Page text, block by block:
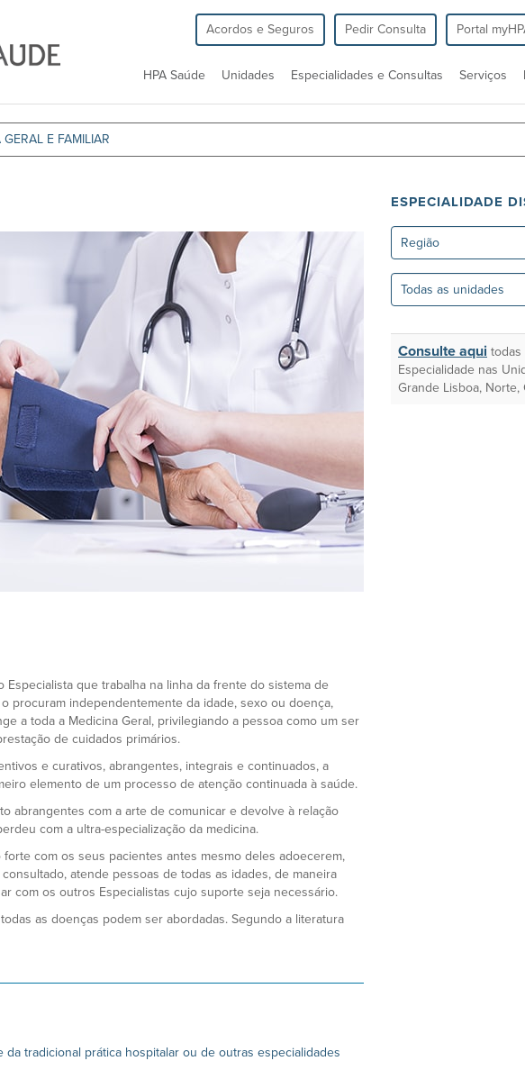
Acordos e Seguros Pedir Consulta Portal
HPA Saúde Unidades Especialidades e Consultas Serviços
E FAMILIAR
Especialista que trabalha na linha da frente do sistema de
procuram independentemente da idade, sexo ou doença,
a toda a Medicina Geral, privilegiando a pessoa como um ser
de cuidados primários.
e curativos, abrangentes, integrais e continuados, a
elemento de um processo de atenção continuada à saúde.
abrangentes com a arte de comunicar e devolve à relação
com a ultra-especialização da medicina.
com os seus pacientes antes mesmo deles adoecerem,
atende pessoas de todas as idades, de maneira
com os outros Especialistas cujo suporte seja necessário.
as doenças podem ser abordadas. Segundo a literatura
tradicional prática hospitalar ou de outras especialidades
ESPECIALIDADE
Região
Todas
Consulte aqui todas
Especialidade nas
Grande Lisboa,